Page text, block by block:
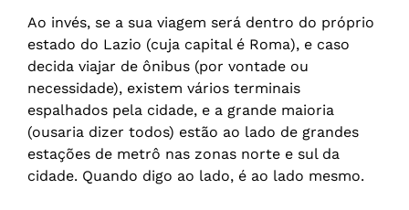
Ao invés, se a sua viagem será dentro do próprio
estado do Lazio (cuja capital é Roma), e caso
decida viajar de ônibus (por vontade ou
necessidade), existem vários terminais
espalhados pela cidade, e a grande maioria
(ousaria dizer todos) estão ao lado de grandes
estações de metrô nas zonas norte e sul da
cidade. Quando digo ao lado, é ao lado mesmo.